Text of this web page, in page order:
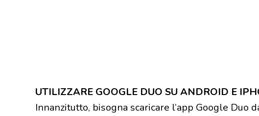
UTILIZZARE GOOGLE DUO SU ANDROID E
Innanzitutto, bisogna scaricare l’app Google